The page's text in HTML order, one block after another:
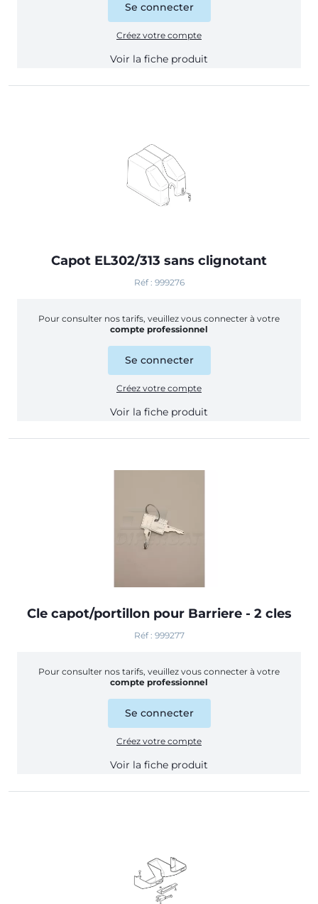
Se connecter
Créez votre compte
Voir la fiche produit
Capot EL302/313 sans clignotant
Réf : 999276
Pour consulter nos tarifs, veuillez vous connecter à votre
compte professionnel
Se connecter
Créez votre compte
Voir la fiche produit
Cle capot/portillon pour Barriere - 2 cles
Réf : 999277
Pour consulter nos tarifs, veuillez vous connecter à votre
compte professionnel
Se connecter
Créez votre compte
Voir la fiche produit